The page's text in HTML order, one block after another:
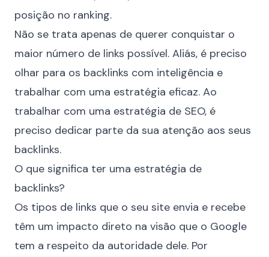
posição no ranking.
Não se trata apenas de querer conquistar o
maior número de links possível. Aliás, é preciso
olhar para os backlinks com inteligência e
trabalhar com uma estratégia eficaz. Ao
trabalhar com uma estratégia de SEO, é
preciso dedicar parte da sua atenção aos seus
backlinks.
O que significa ter uma estratégia de
backlinks?
Os tipos de links que o seu site envia e recebe
têm um impacto direto na visão que o Google
tem a respeito da autoridade dele. Por